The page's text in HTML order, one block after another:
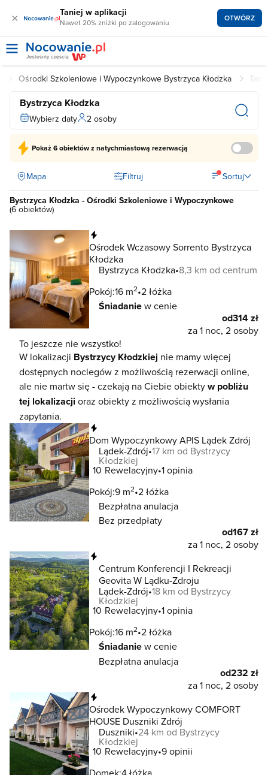
× Taniej w aplikacji
Nawet 20% zniżki po zalogowaniu OTWÓRZ
Ośrodki Szkoleniowe i Wypoczynkowe Bystrzyca Kłodzka
Bystrzyca Kłodzka
Wybierz daty 2 osoby
Pokaż6 obiektówz natychmiastową rezerwacją
Mapa Filtruj
Sortuj
Bystrzyca Kłodzka - Ośrodki Szkoleniowe i Wypoczynkowe
(6 obiektów)
Ośrodek Wczasowy Sorrento Bystrzyca
Kłodzka
Bystrzyca Kłodzka 8,3 km od centrum
Pokój:16 m2 2 łóżka
Śniadaniew cenie
od314 zł
za 1 noc, 2 osoby
To jeszcze nie wszystko!
W lokalizacji Bystrzycy Kłodzkiej nie mamy więcej
dostępnych noclegów z możliwością rezerwacji online,
ale nie martw się - czekają na Ciebie obiektyw pobliżu
tej lokalizacji oraz obiekty z możliwością wysłania
zapytania.
Dom Wypoczynkowy APIS Lądek Zdrój
Lądek-Zdrój 17 km od Bystrzycy
Kłodzkiej
10 Rewelacyjny 1 opinia
Pokój:9 m2 2 łóżka
Bezpłatna anulacja
Bez przedpłaty
od167 zł
za 1 noc, 2 osoby
Centrum Konferencji I Rekreacji
Geovita W Lądku-Zdroju
Lądek-Zdrój 18 km od Bystrzycy
Kłodzkiej
10 Rewelacyjny 1 opinia
Pokój:16 m2 2 łóżka
Śniadaniew cenie
Bezpłatna anulacja
od232 zł
za 1 noc, 2 osoby
Ośrodek Wypoczynkowy COMFORT
HOUSE Duszniki Zdrój
Duszniki 24 km od Bystrzycy
Kłodzkiej
10 Rewelacyjny 9 opinii